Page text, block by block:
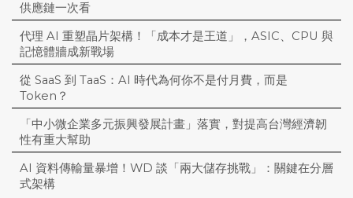
供應鏈一次看
代理 AI 重塑晶片架構！「成本才是王道」，ASIC、CPU 與
記憶體牆成新戰場
從 SaaS 到 TaaS：AI 時代為何你不是付月費，而是
Token？
「中小微企業多元振興發展計畫」落實，對提高台灣經濟韌
性有重大幫助
AI 資料傳輸量暴增！WD 談「兩大儲存挑戰」：關鍵在分層
式架構